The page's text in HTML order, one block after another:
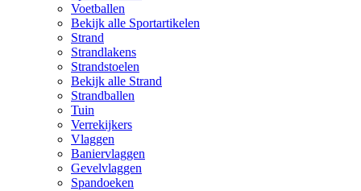
Voetballen
Bekijk alle Sportartikelen
Strand
Strandlakens
Strandstoelen
Bekijk alle Strand
Strandballen
Tuin
Verrekijkers
Vlaggen
Baniervlaggen
Gevelvlaggen
Spandoeken